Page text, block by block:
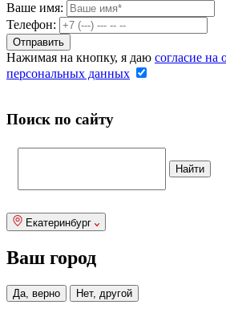
Ваше имя:
Телефон:
Нажимая на кнопку, я даю согласие на
персональных данных
Поиск по сайту
Екатеринбург
Ваш город
Да, верно Нет, другой